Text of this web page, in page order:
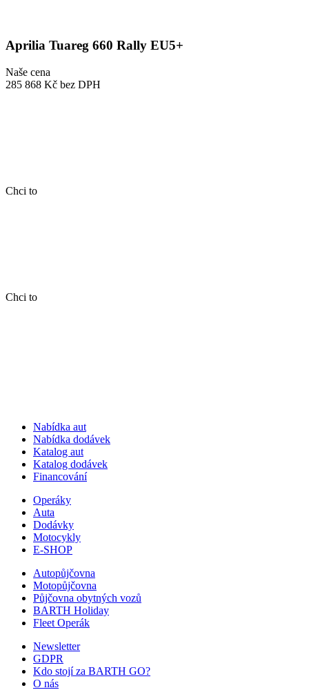
Aprilia Tuareg 660 Rally EU5+
Naše cena
285 868 Kč bez DPH
Chci to
Chci to
Nabídka aut
Nabídka dodávek
Katalog aut
Katalog dodávek
Financování
Operáky
Auta
Dodávky
Motocykly
E-SHOP
Autopůjčovna
Motopůjčovna
Půjčovna obytných vozů
BARTH Holiday
Fleet Operák
Newsletter
GDPR
Kdo stojí za BARTH GO?
O nás